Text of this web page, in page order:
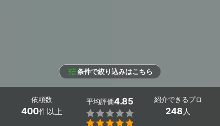
条件で絞り込みはこちら
依頼数
400件以上
平均評価4.85


紹介できるプロ
248人